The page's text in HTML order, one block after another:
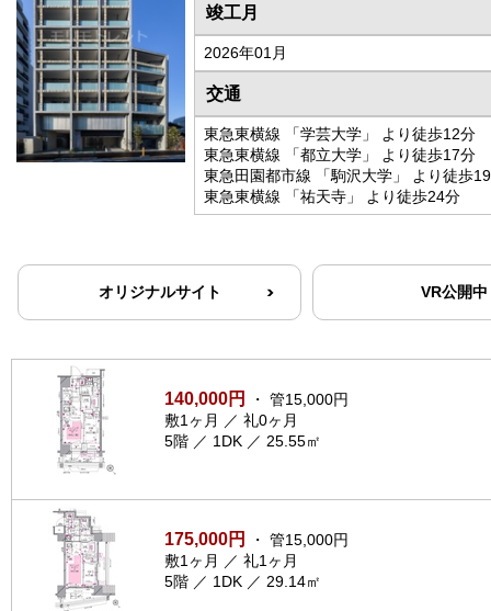
竣工月
2026年01月
交通
東急東横線 「学芸大学」 より徒歩12分
東急東横線 「都立大学」 より徒歩17分
東急田園都市線 「駒沢大学」 より徒歩
東急東横線 「祐天寺」 より徒歩24分
オリジナルサイト VR公開中
140,000円
・ 管15,000円
敷1ヶ月 ／ 礼0ヶ月
5階 ／ 1DK ／ 25.55㎡
175,000円
・ 管15,000円
敷1ヶ月 ／ 礼1ヶ月
5階 ／ 1DK ／ 29.14㎡